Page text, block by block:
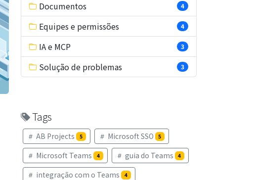
Documentos 4
Equipes e permissões 4
IA e MCP 3
Solução de problemas 3
Tags
AB Projects 5 Microsoft SSO 5
Microsoft Teams 4 guia do Teams 4
integração com o Teams 4